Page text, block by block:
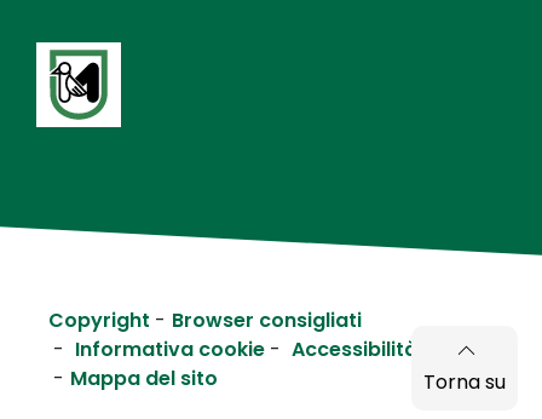
Copyright
Browser consigliati
Informativa cookie
Accessibilità
Mappa del sito Torna su